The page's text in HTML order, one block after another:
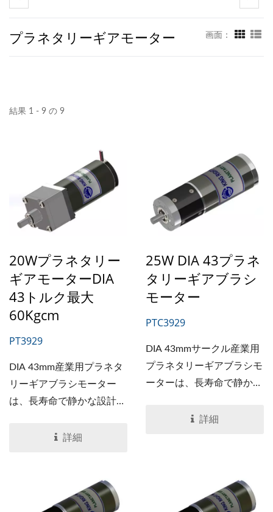
プラネタリーギアモーター 画面：
結果 1 - 9 の 9
20Wプラネタリー
ギアモーターDIA
43トルク最大
60Kgcm
PT3929
DIA 43mm産業用プラネタ
リーギアブラシモーター
は、長寿命で静かな設計の
ク、シャフト寸法などの特
詳細
25W DIA 43プラネ
タリーギアブラシ
モーター
PTC3929
DIA 43mmサークル産業用
プラネタリーギアブラシモ
ーターは、長寿命で静かな
ネタリーギアブラシモータ
詳細